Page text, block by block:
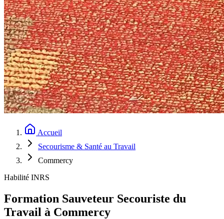
Accueil
Secourisme & Santé au Travail
Commercy
Habilité INRS
Formation Sauveteur Secouriste du
Travail à Commercy